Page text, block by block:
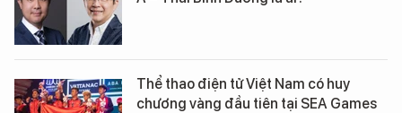
Thể thao điện tử Việt Nam có huy
chương vàng đầu tiên tại SEA Games